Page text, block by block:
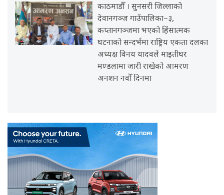
काठमाडौँ । सुनसरी जिल्लाको
देवानगञ्ज गाउँपालिका–३,
कप्तानगञ्जमा भएको हिंसात्मक
घटनाको सन्दर्भमा राष्ट्रिय एकता दलका
अध्यक्ष विनय यादवले माइतीघर
मण्डलामा जारी राखेको आमरण
अनशन नवौँ दिनमा